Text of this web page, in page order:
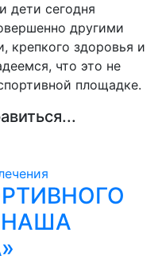
дети сегодня
другими
крепкого здоровья и
что это не
площадке.